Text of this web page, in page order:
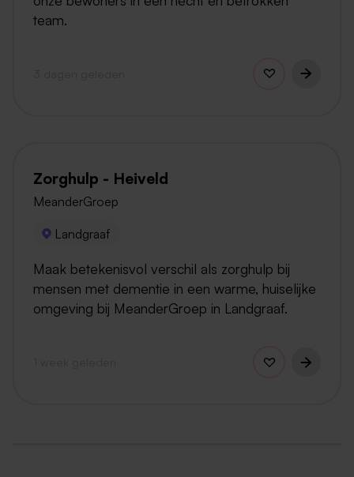
team.
Zorghulp - Heiveld
MeanderGroep
Landgraaf
Maak betekenisvol verschil als zorghulp bij
mensen met dementie in een warme, huiselijke
omgeving bij MeanderGroep in Landgraaf.